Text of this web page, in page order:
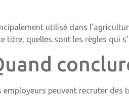
utilisé dans
titre, quelles sont les règles qui
employeurs peuvent recruter des